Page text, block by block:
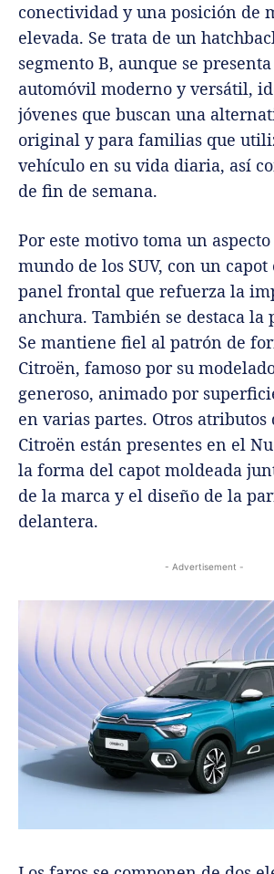
conectividad y una posición de
elevada. Se trata de un
segmento B, aunque se
automóvil moderno y versátil,
jóvenes que buscan una
original y para familias que
vehículo en su vida diaria, así
de fin de semana.
Por este motivo toma un
mundo de los SUV, con un
panel frontal que refuerza la
anchura. También se destaca
Se mantiene fiel al patrón de
Citroën, famoso por su
generoso, animado por
en varias partes. Otros atributos
Citroën están presentes en el
la forma del capot moldeada
de la marca y el diseño de la
delantera.
- Advertisement -